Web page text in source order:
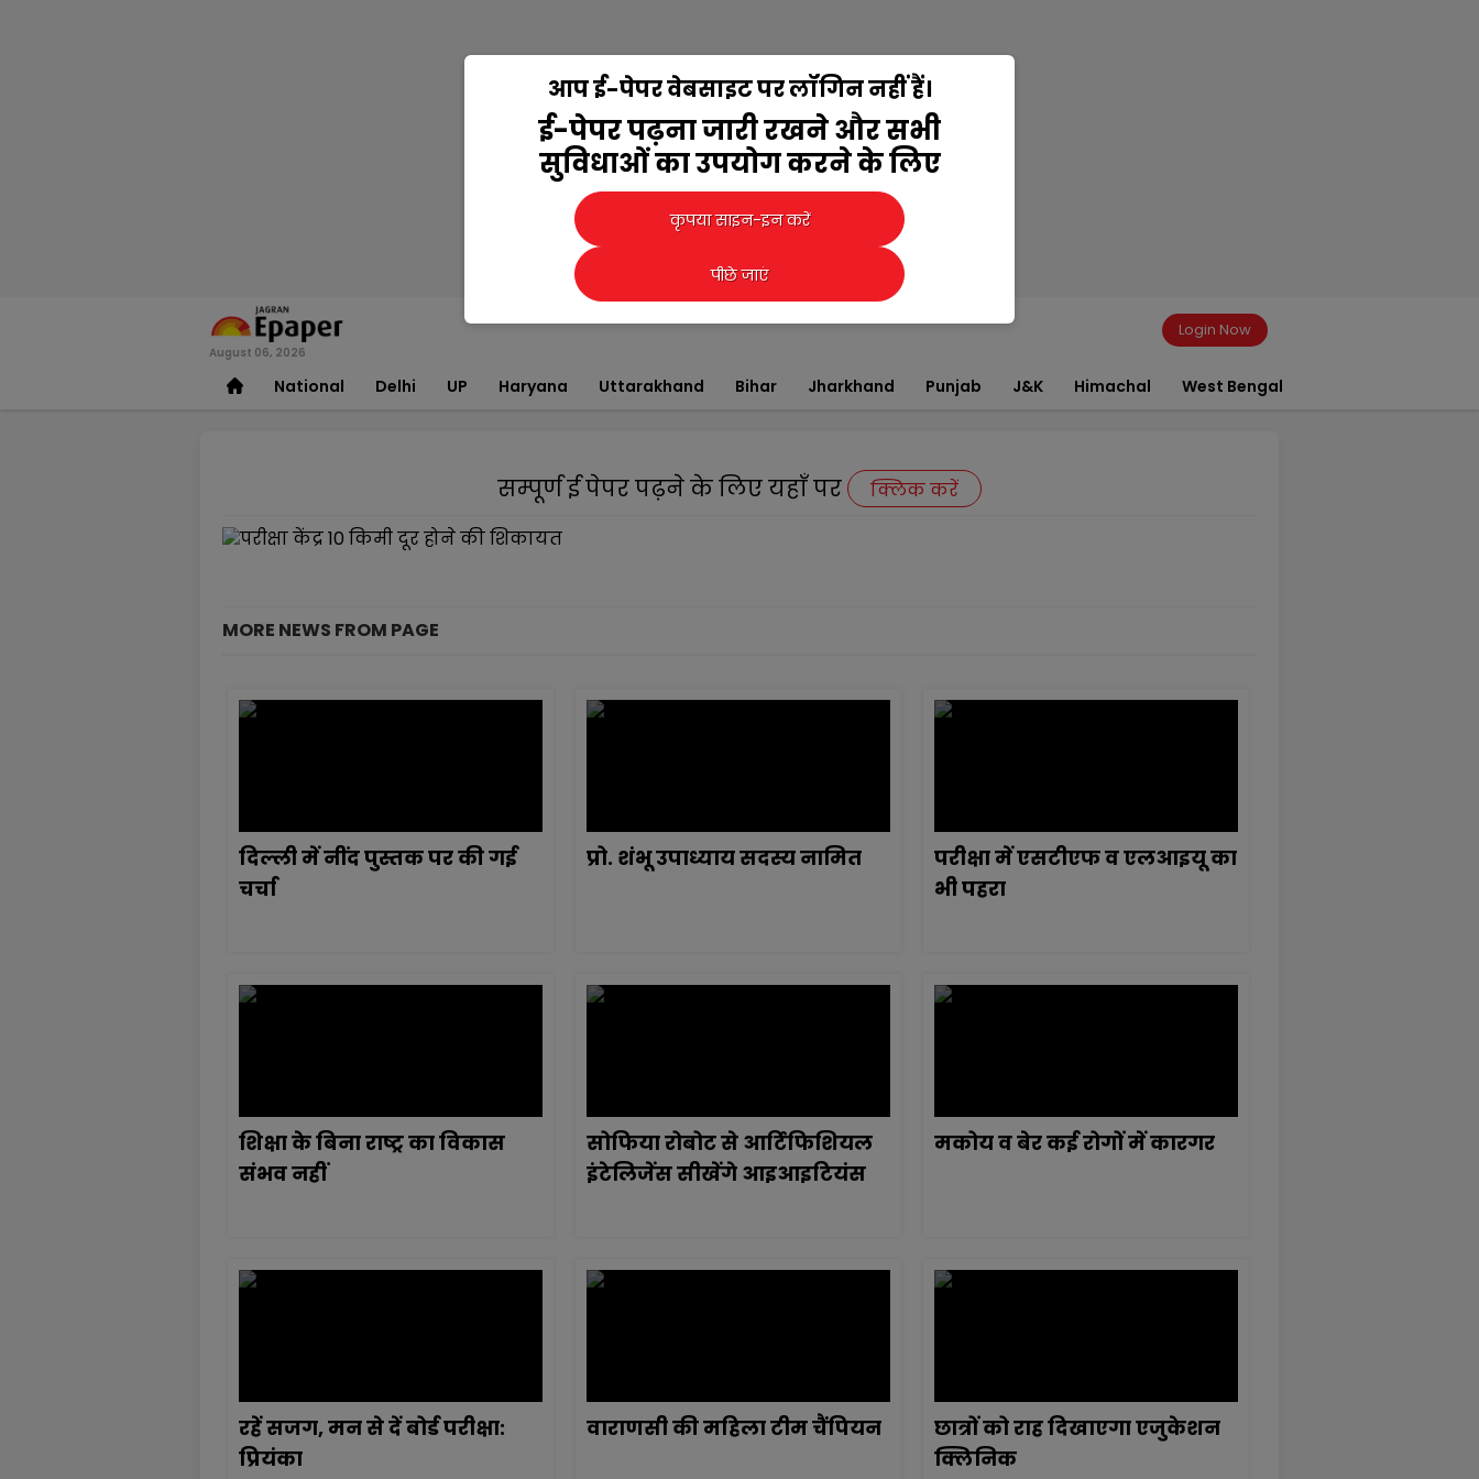
August 06, 2026
Login Now
National Delhi UP Haryana Uttarakhand Bihar Jharkhand Punjab J&K Himachal West Bengal
आप ई-पेपर वेबसाइट पर लॉगिन नहीं हैं।
ई-पेपर पढ़ना जारी रखने और सभी
सुविधाओं का उपयोग करने के लिए
कृपया साइन-इन करें
पीछे जाएं
सम्पूर्ण ई पेपर पढ़ने के लिए यहाँ पर क्लिक करें
MORE NEWS FROM PAGE
दिल्ली में नींद पुस्तक पर की गई
चर्चा
प्रो. शंभू उपाध्याय सदस्य नामित
परीक्षा में एसटीएफ व एलआइयू का
भी पहरा
शिक्षा के बिना राष्ट्र का विकास
संभव नहीं
सोफिया रोबोट से आर्टिफिशियल
इंटेलिजेंस सीखेंगे आइआइटियंस
मकोय व बेर कई रोगों में कारगर
रहें सजग, मन से दें बोर्ड परीक्षा:
प्रियंका
वाराणसी की महिला टीम चैंपियन
छात्रों को राह दिखाएगा एजुकेशन
क्लिनिक